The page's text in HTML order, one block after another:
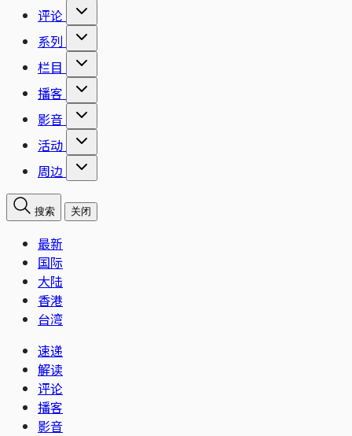
评论
系列
栏目
播客
影音
活动
周边
搜索 关闭
最新
国际
大陆
香港
台湾
速递
解读
评论
播客
影音